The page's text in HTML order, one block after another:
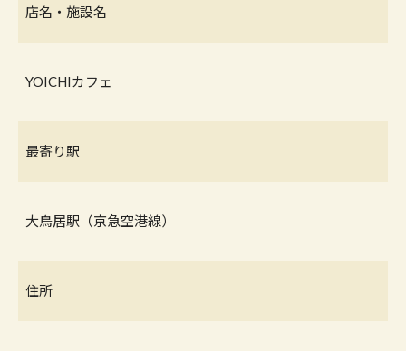
店名・施設名
YOICHIカフェ
最寄り駅
大鳥居駅（京急空港線）
住所